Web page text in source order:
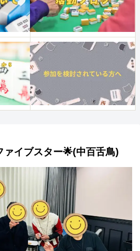
ァイブスター🌟(中百舌鳥)